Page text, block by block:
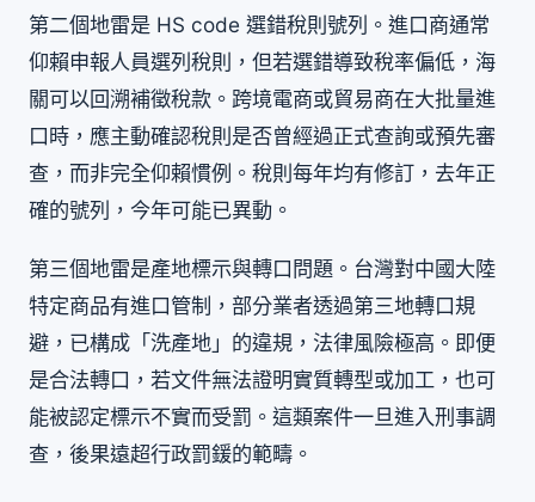
第二個地雷是 HS code 選錯稅則號列。進口商通常
仰賴申報人員選列稅則，但若選錯導致稅率偏低，海
關可以回溯補徵稅款。跨境電商或貿易商在大批量進
口時，應主動確認稅則是否曾經過正式查詢或預先審
查，而非完全仰賴慣例。稅則每年均有修訂，去年正
確的號列，今年可能已異動。
第三個地雷是產地標示與轉口問題。台灣對中國大陸
特定商品有進口管制，部分業者透過第三地轉口規
避，已構成「洗產地」的違規，法律風險極高。即便
是合法轉口，若文件無法證明實質轉型或加工，也可
能被認定標示不實而受罰。這類案件一旦進入刑事調
查，後果遠超行政罰鍰的範疇。